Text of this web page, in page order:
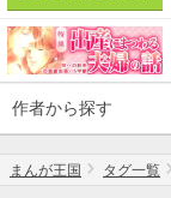
作者から探す
まんが王国 タグ一覧